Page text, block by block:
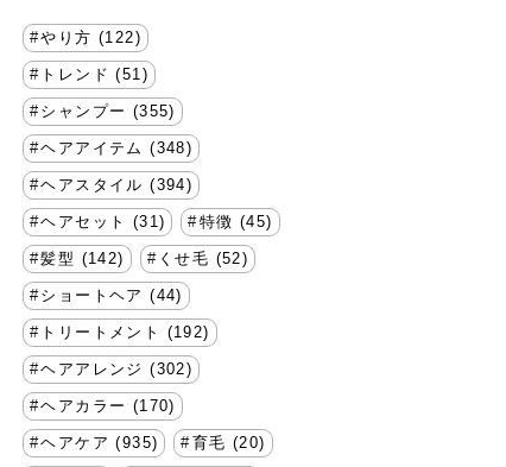
やり方 (122)
トレンド (51)
シャンプー (355)
ヘアアイテム (348)
ヘアスタイル (394)
ヘアセット (31) 特徴 (45)
髪型 (142) くせ毛 (52)
ショートヘア (44)
トリートメント (192)
ヘアアレンジ (302)
ヘアカラー (170)
ヘアケア (935) 育毛 (20)